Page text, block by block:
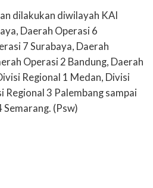
dilakukan diwilayah KAI
Daerah Operasi 6
7 Surabaya, Daerah
Operasi 2 Bandung, Daerah
Regional 1 Medan, Divisi
Regional 3 Palembang sampai
Semarang. (Psw)